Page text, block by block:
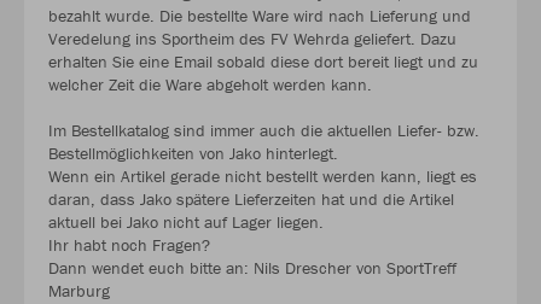
bezahlt wurde. Die bestellte Ware wird nach Lieferung und
Veredelung ins Sportheim des FV Wehrda geliefert. Dazu
erhalten Sie eine Email sobald diese dort bereit liegt und zu
welcher Zeit die Ware abgeholt werden kann.
Im Bestellkatalog sind immer auch die aktuellen Liefer- bzw.
Bestellmöglichkeiten von Jako hinterlegt.
Wenn ein Artikel gerade nicht bestellt werden kann, liegt es
daran, dass Jako spätere Lieferzeiten hat und die Artikel
aktuell bei Jako nicht auf Lager liegen.
Ihr habt noch Fragen?
Dann wendet euch bitte an: Nils Drescher von SportTreff
Marburg